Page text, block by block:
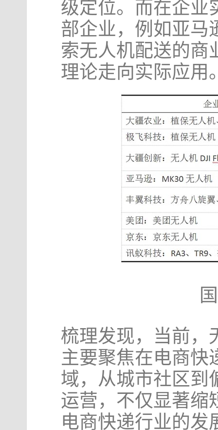
级定位。而在企业
部企业，例如亚马
索无人机配送的商
理论走向实际应用
梳理发现，当前，
主要聚焦在电商快
域，从城市社区到
运营，不仅显著缩
电商快递行业的发